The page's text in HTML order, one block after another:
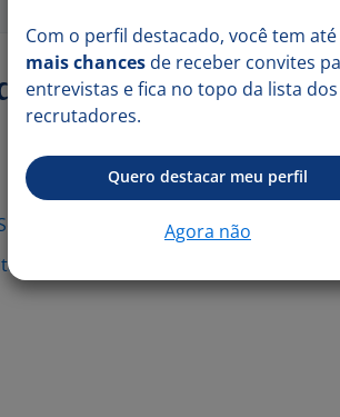
- SP
- SP
Bauru - SP
Com o perfil destacado, você tem até
mais chances de receber convites
entrevistas e fica no topo da lista dos
recrutadores.
Quero destacar meu perfil
Agora não